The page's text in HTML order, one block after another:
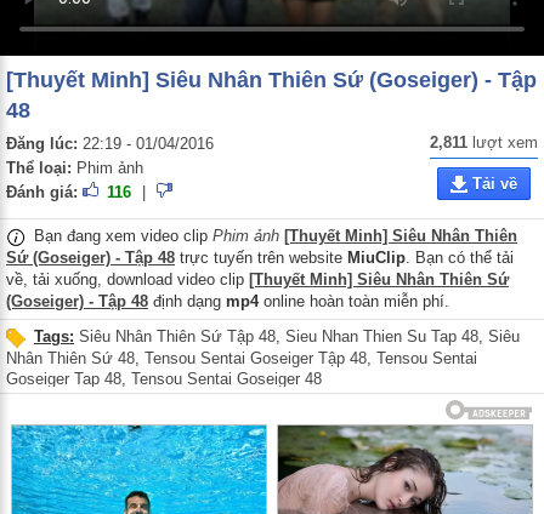
[Thuyết Minh] Siêu Nhân Thiên Sứ (Goseiger) - Tập
48
Đăng lúc: 22:19 - 01/04/2016
Thể loại: Phim ảnh
Đánh giá:
116
2,811 lượt xem
Tải về
Bạn đang xem video clip Phim ảnh [Thuyết Minh] Siêu Nhân Thiên
Sứ (Goseiger) - Tập 48 trực tuyến trên website MiuClip. Bạn có thể tải
về, tải xuống, download video clip [Thuyết Minh] Siêu Nhân Thiên Sứ
(Goseiger) - Tập 48 định dạng mp4online hoàn toàn miễn phí.
Tags: Siêu Nhân Thiên Sứ Tập 48, Sieu Nhan Thien Su Tap 48, Siêu
Nhân Thiên Sứ 48 Tensou Sentai Goseiger Tập 48 Tensou Sentai
Goseiger Tap 48 Tensou Sentai Goseiger 48